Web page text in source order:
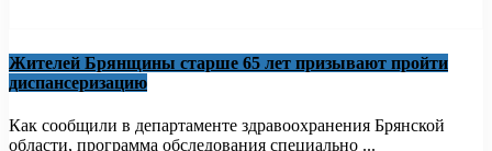
Жителей Брянщины старше 65 лет призывают пройти
диспансеризацию
Как сообщили в департаменте здравоохранения Брянской
области, программа обследования специально ...